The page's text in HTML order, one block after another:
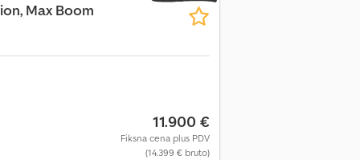
Max Boom
11.900 €
Fiksna cena plus PDV
(14.399 € bruto)